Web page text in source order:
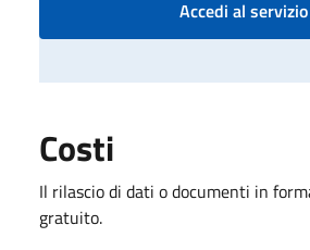
Accedi al servizio
Costi
Il rilascio di dati o documenti in
gratuito.